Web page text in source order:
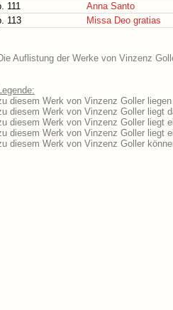
111
Anna Santo
113
Missa Deo gratias
Auflistung der Werke von Vinzenz
diesem Werk von Vinzenz Goller
diesem Werk von Vinzenz Goller liegt
diesem Werk von Vinzenz Goller liegt
diesem Werk von Vinzenz Goller liegt
diesem Werk von Vinzenz Goller